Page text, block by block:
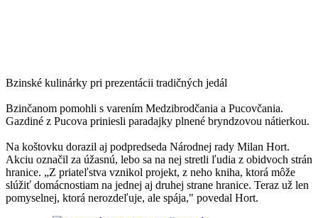
Bzinské kulinárky pri prezentácii tradičných jedál
Bzinčanom pomohli s varením Medzibrodčania a Pucovčania.
Gazdiné z Pucova priniesli paradajky plnené bryndzovou nátierkou.
Na koštovku dorazil aj podpredseda Národnej rady Milan Hort.
Akciu označil za úžasnú, lebo sa na nej stretli ľudia z obidvoch strán
hranice. „Z priateľstva vznikol projekt, z neho kniha, ktorá môže
slúžiť domácnostiam na jednej aj druhej strane hranice. Teraz už len
pomyselnej, ktorá nerozdeľuje, ale spája," povedal Hort.